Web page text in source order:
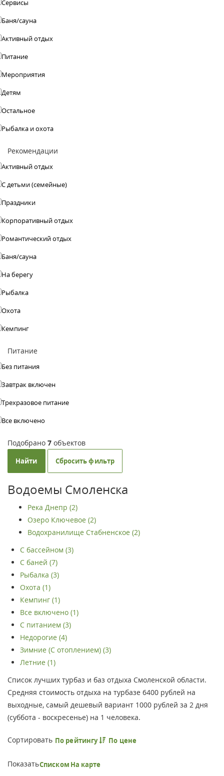
Сервисы
Баня/сауна
Активный отдых
Питание
Мероприятия
Детям
Остальное
Рыбалка и охота
Рекомендации
Активный отдых
С детьми (семейные)
Праздники
Корпоративный отдых
Романтический отдых
Баня/сауна
На берегу
Рыбалка
Охота
Кемпинг
Питание
Без питания
Завтрак включен
Трехразовое питание
Все включено
Подобрано 7 объектов
Найти Сбросить фильтр
Водоемы Смоленска
Река Днепр (2)
Озеро Ключевое (2)
Водохранилище Стабненское (2)
С бассейном (3)
С баней (7)
Рыбалка (3)
Охота (1)
Кемпинг (1)
Все включено (1)
С питанием (3)
Недорогие (4)
Зимние (С отоплением) (3)
Летние (1)
Список лучших турбаз и баз отдыха Смоленской области.
Средняя стоимость отдыха на турбазе 6400 рублей на
выходные, самый дешевый вариант 1000 рублей за 2 дня
(суббота - воскресенье) на 1 человека.
Сортировать По рейтингу По цене
ПоказатьСписком На карте